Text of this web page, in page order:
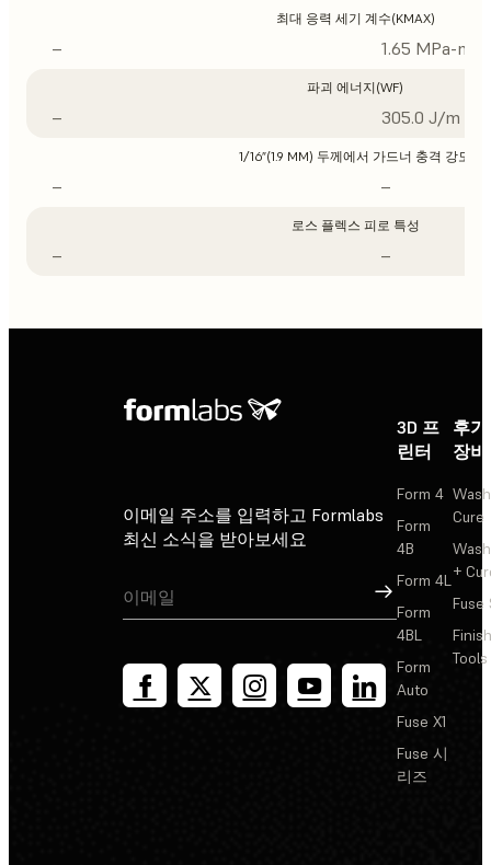
최대 응력 세기 계수(KMAX)
– 1.65 MPa-m1/
파괴 에너지(WF)
– 305.0 J/m
1/16”(1.9 MM) 두께에서 가드너 충격 강도
– –
로스 플렉스 피로 특성
– –
이메일 주소를 입력하고 Formlabs
최신 소식을 받아보세요
가입
3D 프
린터
Form 4
Form
4B
Form 4L
Form
4BL
Form
Auto
Fuse X1
Fuse 시
리즈
후
장비
Cure
+
Fuse
Tools